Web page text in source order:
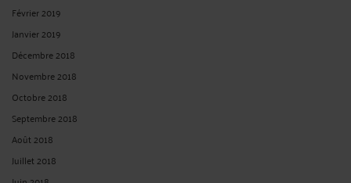
Février 2019
Janvier 2019
Décembre 2018
Novembre 2018
Octobre 2018
Septembre 2018
Août 2018
Juillet 2018